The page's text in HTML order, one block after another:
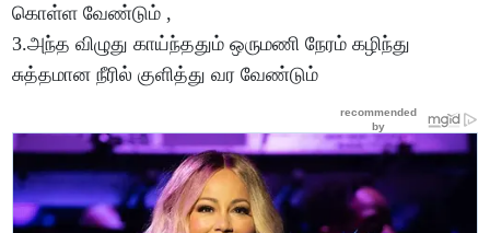
கொள்ள வேண்டும் ,
3.அந்த விழுது காய்ந்ததும் ஒருமணி நேரம் கழிந்து
சுத்தமான நீரில் குளித்து வர வேண்டும்